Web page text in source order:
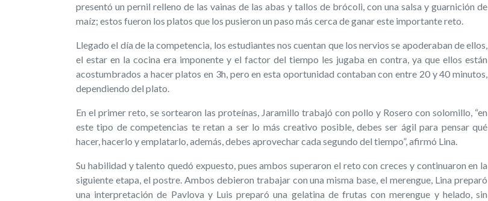
presentó un pernil relleno de las vainas de las abas y tallos de brócoli, con una salsa y guarnición de
maíz; estos fueron los platos que los pusieron un paso más cerca de ganar este importante reto.
Llegado el día de la competencia, los estudiantes nos cuentan que los nervios se apoderaban de ellos,
el estar en la cocina era imponente y el factor del tiempo les jugaba en contra, ya que ellos están
acostumbrados a hacer platos en 3h, pero en esta oportunidad contaban con entre 20 y 40 minutos,
dependiendo del plato.
En el primer reto, se sortearon las proteínas, Jaramillo trabajó con pollo y Rosero con solomillo, “en
este tipo de competencias te retan a ser lo más creativo posible, debes ser ágil para pensar qué
hacer, hacerlo y emplatarlo, además, debes aprovechar cada segundo del tiempo”, afirmó Lina.
Su habilidad y talento quedó expuesto, pues ambos superaron el reto con creces y continuaron en la
siguiente etapa, el postre. Ambos debieron trabajar con una misma base, el merengue, Lina preparó
una interpretación de Pavlova y Luis preparó una gelatina de frutas con merengue y helado, sin